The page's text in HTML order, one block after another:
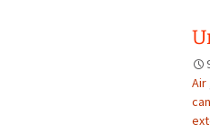
Air